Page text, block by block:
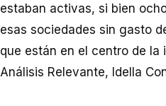
estaban activas, si bien
esas sociedades sin gasto
que están en el centro de
Análisis Relevante, Idella